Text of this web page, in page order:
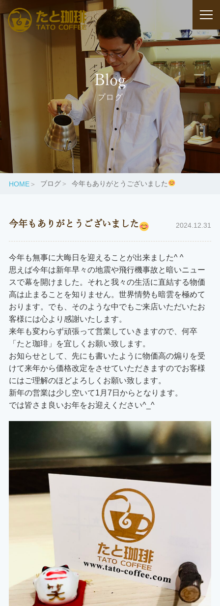
Blog
ブログ
HOME ブログ 今年もありがとうございました
今年もありがとうございました 2024.12.31
今年も無事に大晦日を迎えることが出来ました^ ^
思えば今年は新年早々の地震や飛行機事故と暗いニュー
スで幕を開けました。それと我々の生活に直結する物価
高は止まることを知りません。世界情勢も暗雲を極めて
おります。でも、そのような中でもご来店いただいたお
客様には心より感謝いたします。
来年も変わらず頑張って営業していきますので、何卒
「たと珈琲」を宜しくお願い致します。
お知らせとして、先にも書いたように物価高の煽りを受
けて来年から価格改定をさせていただきますのでお客様
にはご理解のほどよろしくお願い致します。
新年の営業は少し空いて1月7日からとなります。
では皆さま良いお年をお迎えください^_^